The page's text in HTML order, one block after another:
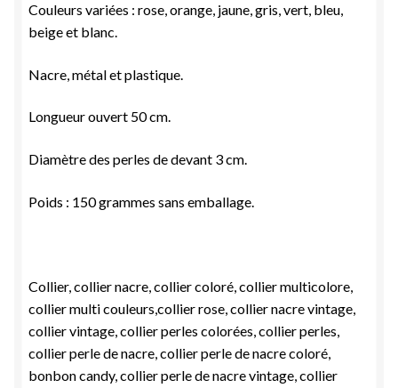
Couleurs variées : rose, orange, jaune, gris, vert, bleu,
beige et blanc.
Nacre, métal et plastique.
Longueur ouvert 50 cm.
Diamètre des perles de devant 3 cm.
Poids : 150 grammes sans emballage.
Collier, collier nacre, collier coloré, collier multicolore,
collier multi couleurs,collier rose, collier nacre vintage,
collier vintage, collier perles colorées, collier perles,
collier perle de nacre, collier perle de nacre coloré,
bonbon candy, collier perle de nacre vintage, collier